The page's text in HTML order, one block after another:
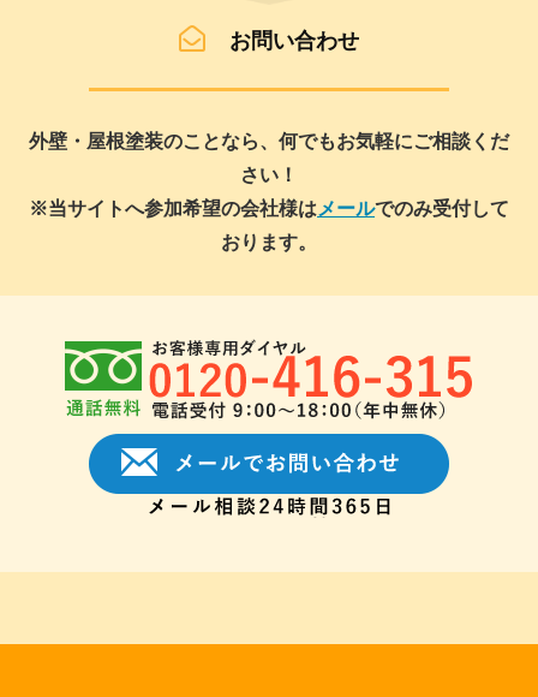
お問い合わせ
外壁・屋根塗装のことなら、何でもお気軽にご相談くだ
さい！
※当サイトへ参加希望の会社様は メールでのみ受付して
おります。